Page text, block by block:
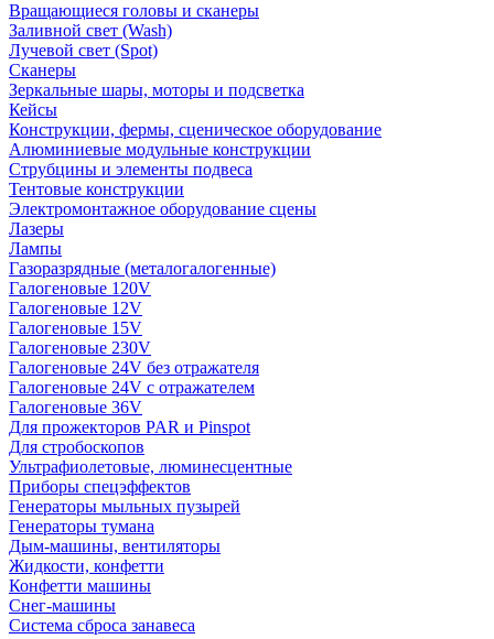
Вращающиеся головы и сканеры
Заливной свет (Wash)
Лучевой свет (Spot)
Сканеры
Зеркальные шары, моторы и подсветка
Кейсы
Конструкции, фермы, сценическое оборудование
Алюминиевые модульные конструкции
Струбцины и элементы подвеса
Тентовые конструкции
Электромонтажное оборудование сцены
Лазеры
Лампы
Газоразрядные (металогалогенные)
Галогеновые 120V
Галогеновые 12V
Галогеновые 15V
Галогеновые 230V
Галогеновые 24V без отражателя
Галогеновые 24V с отражателем
Галогеновые 36V
Для прожекторов PAR и Pinspot
Для стробоскопов
Ультрафиолетовые, люминесцентные
Приборы спецэффектов
Генераторы мыльных пузырей
Генераторы тумана
Дым-машины, вентиляторы
Жидкости, конфетти
Конфетти машины
Снег-машины
Система сброса занавеса